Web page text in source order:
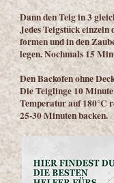
Dann den Teig in 3
Jedes Teigstück
formen und in den
legen. Nochmals 15
Den Backofen ohne
Die Teiglinge 10
Temperatur auf 180°C
25-30 Minuten backen.